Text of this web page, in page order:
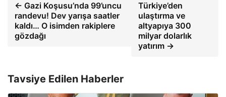
← Gazi Koşusu’nda 99’uncu
randevu! Dev yarışa saatler
kaldı… O isimden rakiplere
gözdağı
Türkiye’den
ulaştırma ve
altyapıya 300
milyar dolarlık
yatırım →
Tavsiye Edilen Haberler